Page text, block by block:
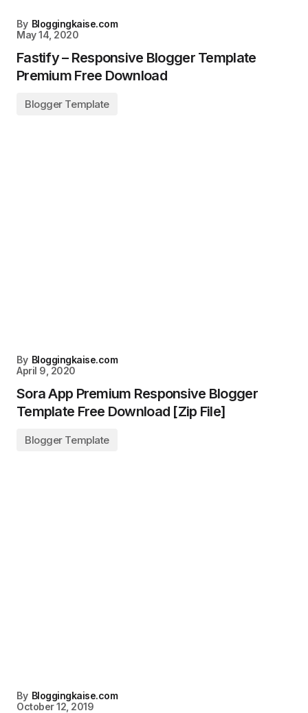
By Bloggingkaise.com
May 14, 2020
Fastify – Responsive Blogger Template
Premium Free Download
Blogger Template
By Bloggingkaise.com
April 9, 2020
Sora App Premium Responsive Blogger
Template Free Download [Zip File]
Blogger Template
By Bloggingkaise.com
October 12, 2019